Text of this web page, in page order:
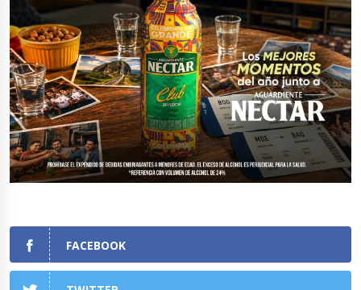
FACEBOOK